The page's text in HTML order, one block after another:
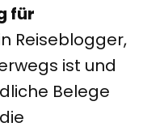
für
Reiseblogger,
ist und
Belege